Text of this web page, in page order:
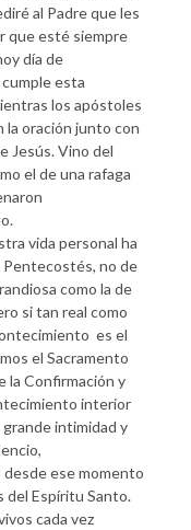
al Padre que les
que esté siempre
día de
esta
los apóstoles
la oración junto con
Jesús. Vino del
el de una rafaga
vida personal ha
Pentecostés, no de
como la de
si tan real como
es el
el Sacramento
la Confirmación y
interior
intimidad y
ese momento
del Espíritu Santo.
cada vez